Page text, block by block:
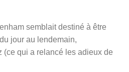
semblait destiné à être
jour au lendemain,
(ce qui a relancé les adieux de